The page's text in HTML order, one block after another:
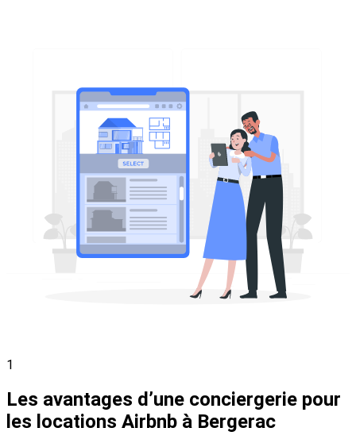
1
Les avantages d’une conciergerie pour
les locations Airbnb à Bergerac